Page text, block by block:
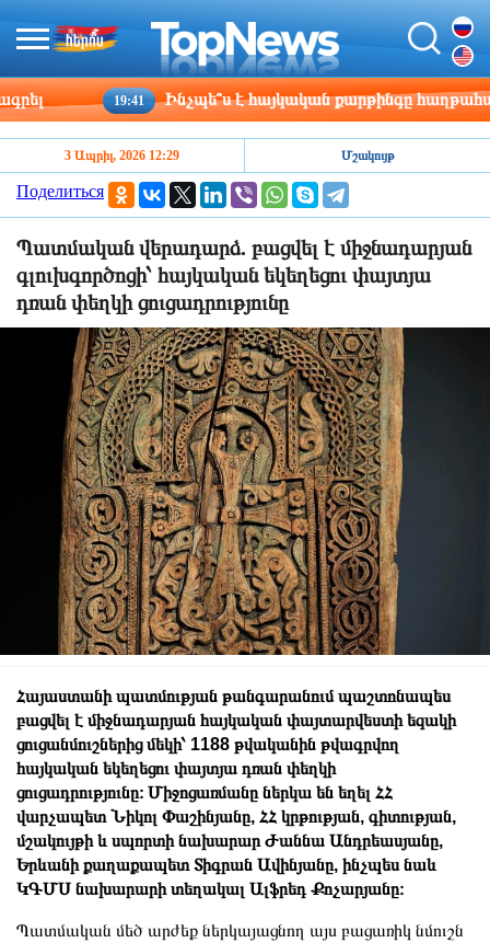
19:41 Ինչպե՞ս է հայկական քարթինգը հաղթահարում
3 Ապրիլ, 2026 12:29 Մշակույթ
Поделиться
Պատմական վերադարձ. բացվել է միջնադարյան
գլուխգործոցի՝ հայկական եկեղեցու փայտյա
դռան փեղկի ցուցադրությունը
Հայաստանի պատմության թանգարանում պաշտոնապես
բացվել է միջնադարյան հայկական փայտարվեստի եզակի
ցուցանմուշներից մեկի՝ 1188 թվականին թվագրվող
հայկական եկեղեցու փայտյա դռան փեղկի
ցուցադրությունը։ Միջոցառմանը ներկա են եղել ՀՀ
վարչապետ Նիկոլ Փաշինյանը, ՀՀ կրթության, գիտության,
մշակույթի և սպորտի նախարար Ժաննա Անդրեասյանը,
Երևանի քաղաքապետ Տիգրան Ավինյանը, ինչպես նաև
ԿԳՄՍ նախարարի տեղակալ Ալֆրեդ Քոչարյանը։
Պատմական մեծ արժեք ներկայացնող այս բացառիկ նմուշն